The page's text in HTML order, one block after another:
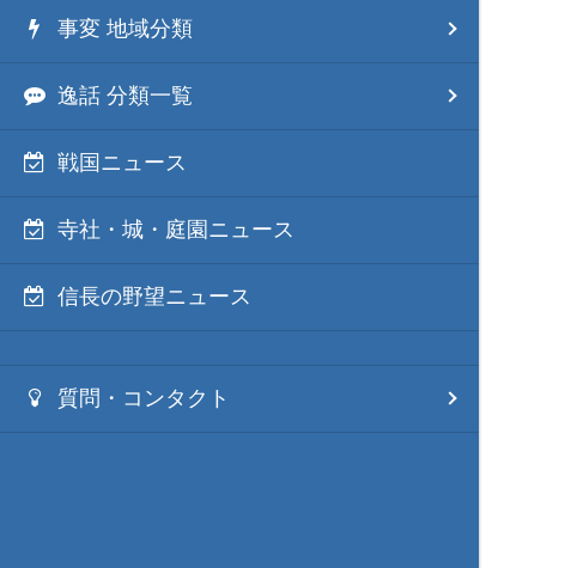
事変 地域分類
逸話 分類一覧
戦国ニュース
寺社・城・庭園ニュース
信長の野望ニュース
質問・コンタクト